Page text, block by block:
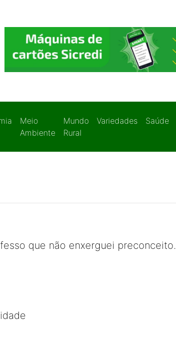
Meio
Ambiente
Mundo
Rural
Variedades Saúde
que não enxerguei preconceito.